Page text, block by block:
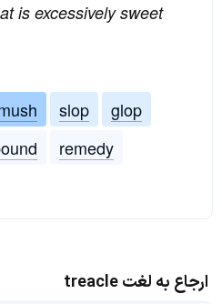
is excessively sweet
slop
glop
remedy
ارجاع به لغت treacle